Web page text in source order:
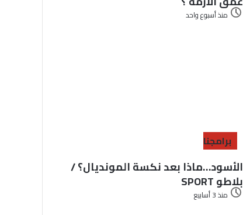
منذ أسبوع واحد
برامجنا
الأسود…ماذا بعد نكسة المونديال؟ /
بلاطو SPORT
منذ 3 أسابيع